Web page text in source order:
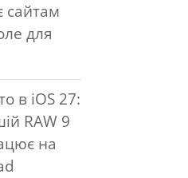
сайтам
для
в iOS 27:
RAW 9
на